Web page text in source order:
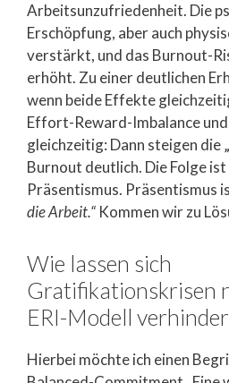
Arbeitsunzufriedenheit. Die
Erschöpfung, aber auch
verstärkt, und das Burnout-
erhöht. Zu einer deutlichen
wenn beide Effekte
Effort-Reward-Imbalance
gleichzeitig: Dann steigen die
Burnout deutlich. Die Folge
Präsentismus. Präsentismus
die Arbeit.“ Kommen wir zu
Wie lassen sich
Gratifikationskrisen
ERI-Modell
Hierbei möchte ich einen